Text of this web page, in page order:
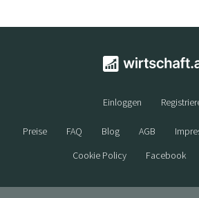
Einloggen
Preise FAQ Blog AGB
Cookie Policy
Facebook